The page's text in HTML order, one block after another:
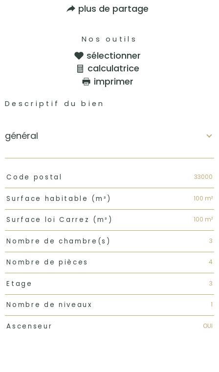
plus de partage
Nos outils
sélectionner
calculatrice
imprimer
Descriptif du bien
général
TRAD_PAMPERO_Caracteristique
Code postal 33000
Surface habitable (m²) 100 m²
Surface loi Carrez (m²) 100 m²
Nombre de chambre(s) 3
Nombre de pièces 4
Etage 3
Nombre de niveaux 1
Ascenseur OUI